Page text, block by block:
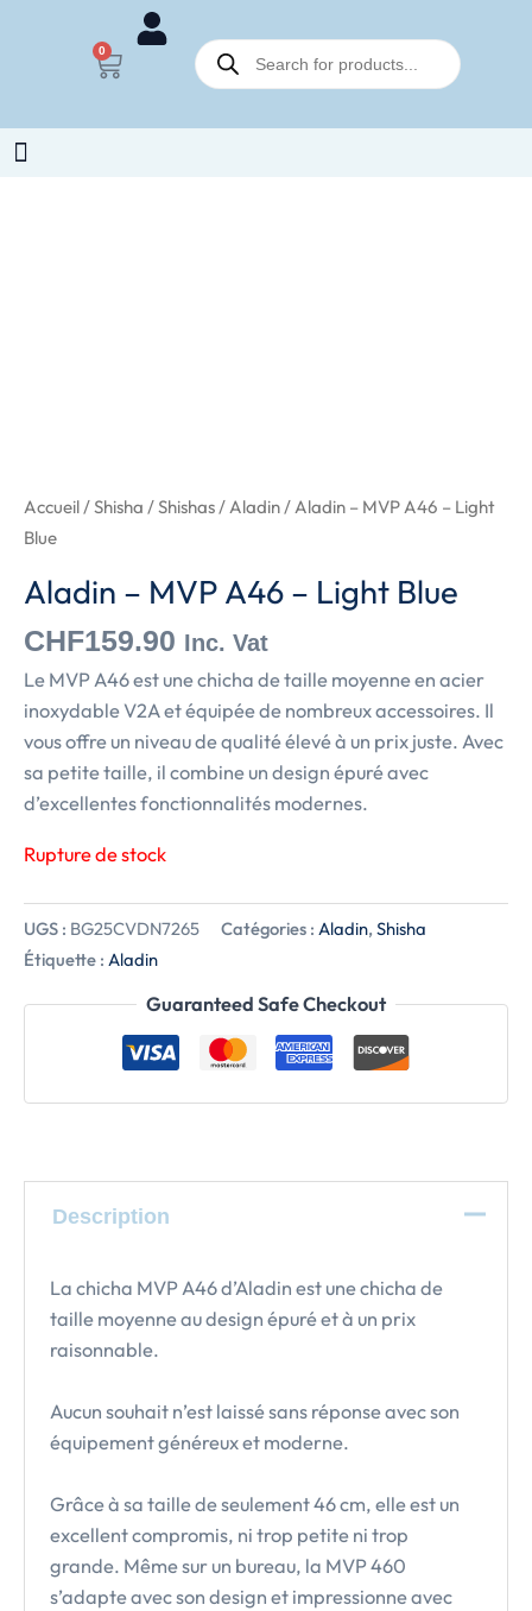
0
Panier
Recherche
de
produits
Accueil/Shisha /Shishas/Aladin/ Aladin – MVP A46 – Light
Blue
Aladin – MVP A46 – Light Blue
CHF159.90 Inc. Vat
Le MVP A46 est une chicha de taille moyenne en acier
inoxydable V2A et équipée de nombreux accessoires. Il
vous offre un niveau de qualité élevé à un prix juste. Avec
sa petite taille, il combine un design épuré avec
d’excellentes fonctionnalités modernes.
Rupture de stock
UGS : BG25CVDN7265 Catégories : Aladin, Shisha
Étiquette : Aladin
Guaranteed Safe Checkout
Description
La chicha MVP A46 d’Aladin est une chicha de
taille moyenne au design épuré et à un prix
raisonnable.
Aucun souhait n’est laissé sans réponse avec son
équipement généreux et moderne.
Grâce à sa taille de seulement 46 cm, elle est un
excellent compromis, ni trop petite ni trop
grande. Même sur un bureau, la MVP 460
s’adapte avec son design et impressionne avec